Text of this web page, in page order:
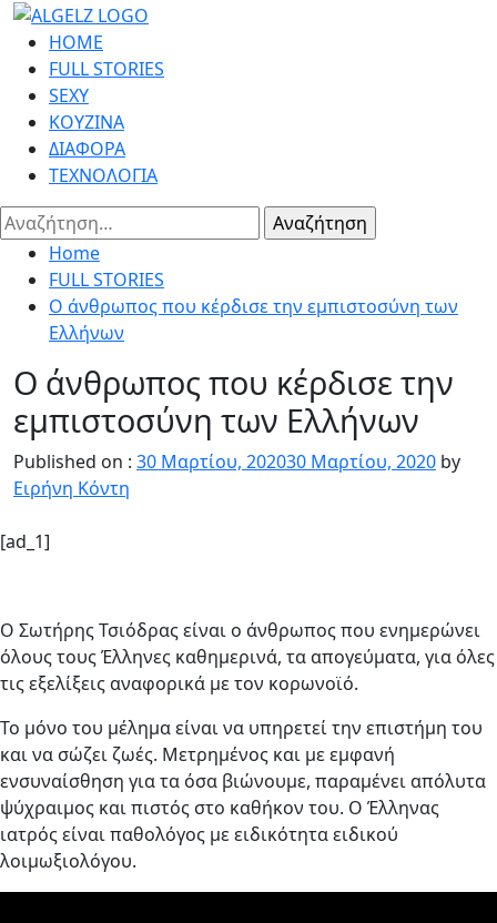
Skip
content
Primary
Menu
HOME
FULL STORIES
SEXY
ΚΟΥΖΙΝΑ
ΔΙΑΦΟΡΑ
ΤΕΧΝΟΛΟΓΙΑ
Αναζήτηση
για:
Home
FULL STORIES
Ο άνθρωπος που κέρδισε την εμπιστοσύνη των
Ελλήνων
Ο άνθρωπος που κέρδισε την
εμπιστοσύνη των Ελλήνων
Published on : 30 Μαρτίου, 202030 Μαρτίου, 2020 by
Ειρήνη Κόντη
[ad_1]
Ο Σωτήρης Τσιόδρας είναι ο άνθρωπος που ενημερώνει
όλους τους Έλληνες καθημερινά, τα απογεύματα, για όλες
τις εξελίξεις αναφορικά με τον κορωνοϊό.
Το μόνο του μέλημα είναι να υπηρετεί την επιστήμη του
και να σώζει ζωές. Μετρημένος και με εμφανή
ενσυναίσθηση για τα όσα βιώνουμε, παραμένει απόλυτα
ψύχραιμος και πιστός στο καθήκον του. Ο Έλληνας
ιατρός είναι παθολόγος με ειδικότητα ειδικού
λοιμωξιολόγου.